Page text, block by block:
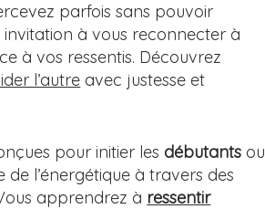
parfois sans pouvoir
invitation à vous reconnecter à
à vos ressentis. Découvrez
l’autre avec justesse et
pour initier les débutants ou
de l’énergétique à travers des
apprendrez à ressentir